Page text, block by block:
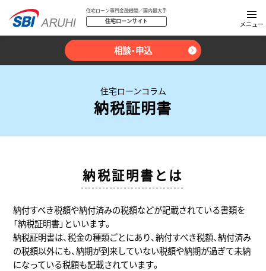
住宅ローン専門金融機関／国内最大手
住宅ローンサイト
相談・申込
住宅ローンコラム
納税証明書
納税証明書とは
納付すべき税額や納付済みの税額などが記載されている書類を
「納税証明書」といいます。
納税証明書は、税金の種類ごとにあり、納付すべき税額、納付済み
の税額以外にも、納期が到来していない税額や納期が過ぎて未納
になっている税額も記載されています。